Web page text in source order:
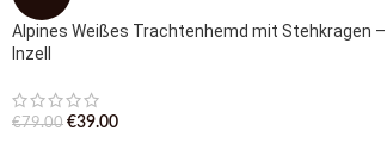
Alpines Weißes Trachtenhemd mit Stehkragen –
Inzell
€79.00 €39.00